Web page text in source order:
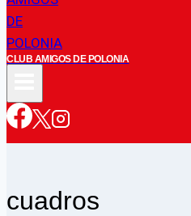
CLUB AMIGOS DE POLONIA
cuadros